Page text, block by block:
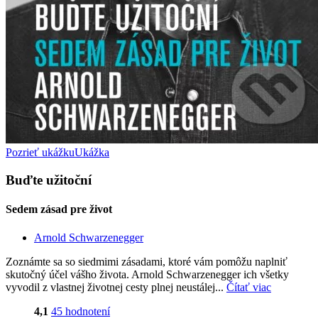
Pozrieť ukážkuUkážka
Buďte užitoční
Sedem zásad pre život
Arnold Schwarzenegger
Zoznámte sa so siedmimi zásadami, ktoré vám pomôžu naplniť
skutočný účel vášho života. Arnold Schwarzenegger ich všetky
vyvodil z vlastnej životnej cesty plnej neustálej... Čítať viac
4,1 45 hodnotení